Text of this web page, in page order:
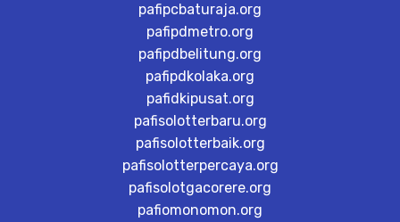
pafipcbaturaja.org
pafipdmetro.org
pafipdbelitung.org
pafipdkolaka.org
pafidkipusat.org
pafisolotterbaru.org
pafisolotterbaik.org
pafisolotterpercaya.org
pafisolotgacorere.org
pafiomonomon.org